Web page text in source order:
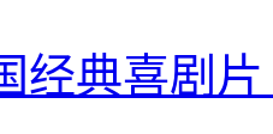
经典喜剧